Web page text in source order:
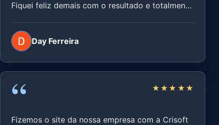
Fiquei feliz demais com o resultado e totalmente
Sem dúvida, sempre que eu precisar, voltarei a
trabalhar com eles.
Day Ferreira
“ ★★★★★
Fizemos o site da nossa empresa com a Crisoft